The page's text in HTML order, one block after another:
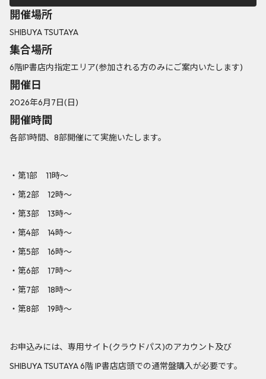
開催場所
SHIBUYA TSUTAYA
集合場所
6階IP書店内指定エリア(参加される方のみにご案内いたします)
開催日
2026年6月7日(日)
開催時間
各部1時間、8部開催にて実施いたします。
・第1部 11時～
・第2部 12時～
・第3部 13時～
・第4部 14時～
・第5部 16時～
・第6部 17時～
・第7部 18時～
・第8部 19時～
お申込みには、専用サイト(クラウドパス)のアカウント及び
SHIBUYA TSUTAYA 6階 IP書店店頭での通常盤購入が必要です。